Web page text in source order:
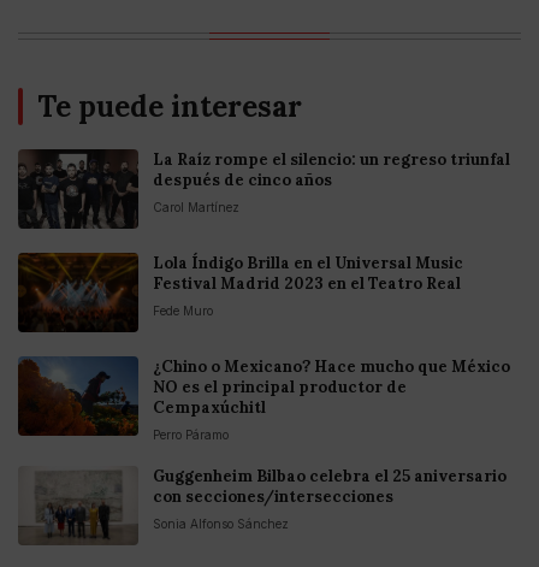
Te puede interesar
La Raíz rompe el silencio: un regreso triunfal
después de cinco años
Carol Martínez
Lola Índigo Brilla en el Universal Music
Festival Madrid 2023 en el Teatro Real
Fede Muro
¿Chino o Mexicano? Hace mucho que México
NO es el principal productor de
Cempaxúchitl
Perro Páramo
Guggenheim Bilbao celebra el 25 aniversario
con secciones/intersecciones
Sonia Alfonso Sánchez